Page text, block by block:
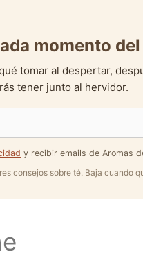
momento
tomar al despertar,
tener junto al hervidor.
y recibir emails de Aromas
consejos sobre té. Baja cuando